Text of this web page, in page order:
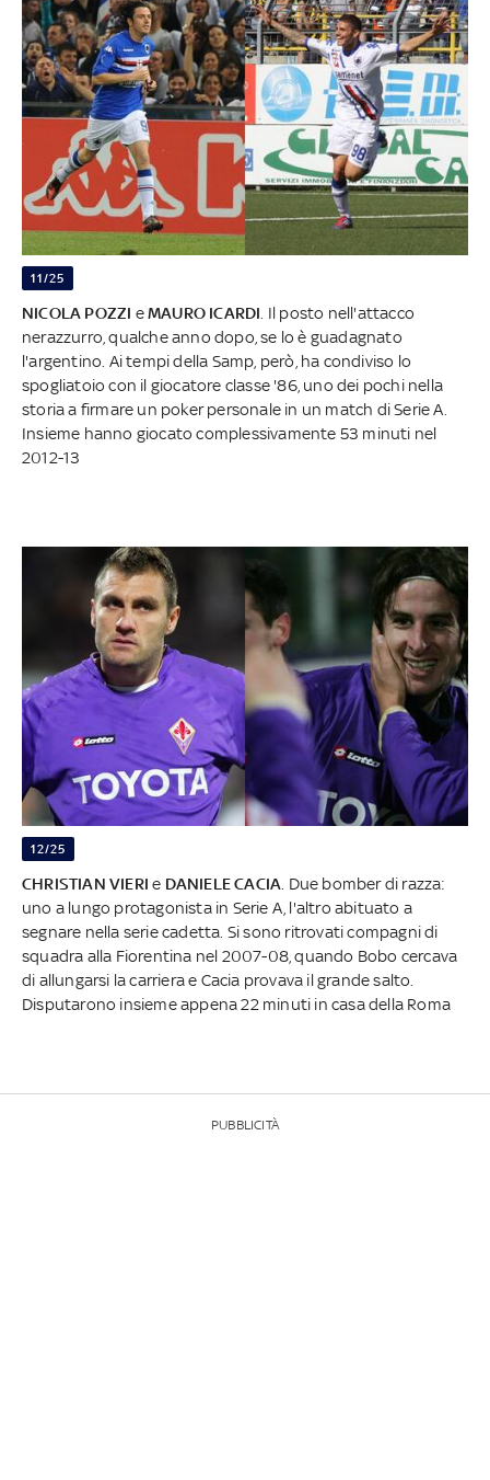
11/25
NICOLA POZZI eMAURO ICARDI . Il posto nell'attacco
nerazzurro, qualche anno dopo, se lo è guadagnato
l'argentino. Ai tempi della Samp, però, ha condiviso lo
spogliatoio con il giocatore classe '86, uno dei pochi nella
storia a firmare un poker personale in un match di Serie A.
Insieme hanno giocato complessivamente 53 minuti nel
2012-13
12/25
CHRISTIAN VIERIe DANIELE CACIA . Due bomber di razza:
uno a lungo protagonista in Serie A, l'altro abituato a
segnare nella serie cadetta. Si sono ritrovati compagni di
squadra alla Fiorentina nel 2007-08, quando Bobo cercava
di allungarsi la carriera e Cacia provava il grande salto.
Disputarono insieme appena 22 minuti in casa della Roma
PUBBLICITÀ